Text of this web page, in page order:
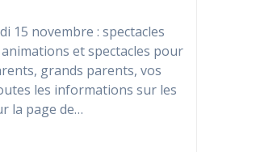
15 novembre : spectacles
et spectacles pour
grands parents, vos
les informations sur les
la page de…